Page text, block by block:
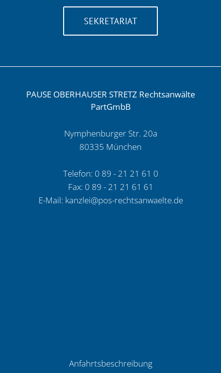
SEKRETARIAT
PAUSE OBERHAUSER STRETZ Rechtsanwälte
PartGmbB
Nymphenburger Str. 20a
80335 München
Telefon: 0 89 - 21 21 61 0
Fax: 0 89 - 21 21 61 61
E-Mail: kanzlei@pos-rechtsanwaelte.de
Anfahrtsbeschreibung